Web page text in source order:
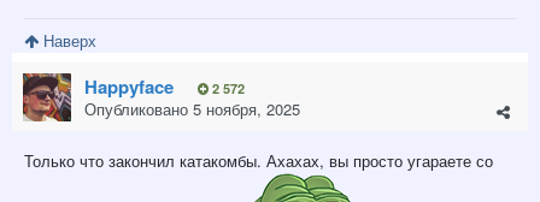
Наверх
Happyface 2 572
Опубликовано 5 ноября, 2025
Только что закончил катакомбы. Ахахах, вы просто угараете со